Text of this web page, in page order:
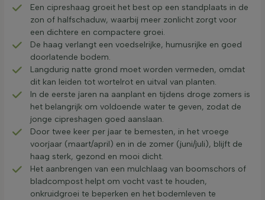
Een cipreshaag groeit het best op een standplaats in de
zon of halfschaduw, waarbij meer zonlicht zorgt voor
een dichtere en compactere groei.
De haag verlangt een voedselrijke, humusrijke en goed
doorlatende bodem.
Langdurig natte grond moet worden vermeden, omdat
dit kan leiden tot wortelrot en uitval van planten.
In de eerste jaren na aanplant en tijdens droge zomers is
het belangrijk om voldoende water te geven, zodat de
jonge cipreshagen goed aanslaan.
Door twee keer per jaar te bemesten, in het vroege
voorjaar (maart/april) en in de zomer (juni/juli), blijft de
haag sterk, gezond en mooi dicht.
Het aanbrengen van een mulchlaag van boomschors of
bladcompost helpt om vocht vast te houden,
onkruidgroei te beperken en het bodemleven te